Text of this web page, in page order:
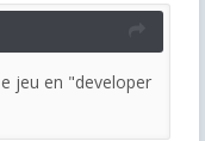
jeu en "developer